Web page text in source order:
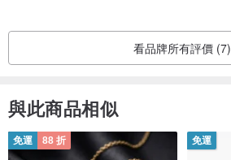
看品牌所有評價 (7)
與此商品相似
免運 88 折 免運